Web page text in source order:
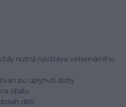
nutná návštěva veterinárního
po uplynutí doby
obalu.
dětí.